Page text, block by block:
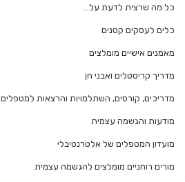
כל מה שרצית לדעת על…
כלים לעסקים קטנים
מאמנים אישיים מומלצים
מדריך קריסטלים ואבני חן
מדריכים, קורסים, השתלמויות והרצאות למטפלים
מודעות והגשמה עצמית
מועדון המטפלים של אלטרנטיבלי
מורים רוחניים מומלצים להגשמה עצמית